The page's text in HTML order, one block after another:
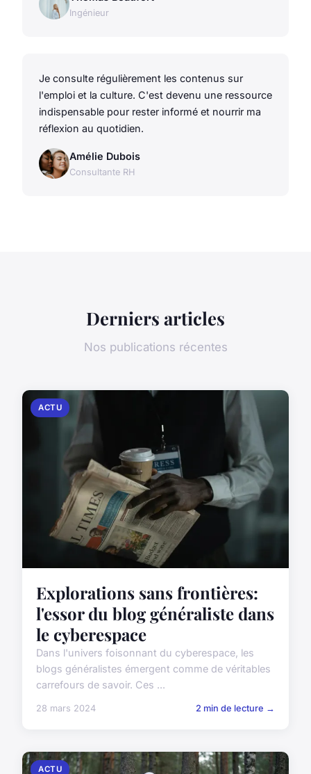
Ingénieur
Je consulte régulièrement les contenus sur
l'emploi et la culture. C'est devenu une ressource
indispensable pour rester informé et nourrir ma
réflexion au quotidien.
Amélie Dubois
Consultante RH
Derniers articles
Nos publications récentes
ACTU
Explorations sans frontières:
l'essor du blog généraliste dans
le cyberespace
Dans l'univers foisonnant du cyberespace, les
blogs généralistes émergent comme de véritables
carrefours de savoir. Ces ...
28 mars 2024 2 min de lecture →
ACTU